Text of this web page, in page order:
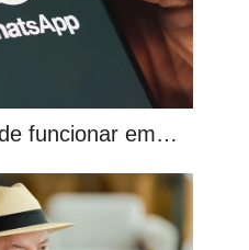
funcionar em…